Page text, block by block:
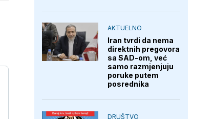
AKTUELNO
Iran tvrdi da nema
direktnih pregovora
sa SAD-om, već
samo razmjenjuju
poruke putem
posrednika
DRUŠTVO